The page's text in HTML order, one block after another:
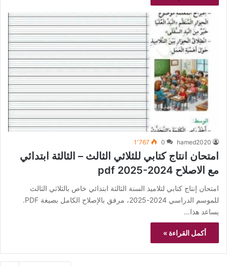
hamed2020
0 1٬767
امتحان انتاج كتابي للثلاثي الثالث – الثالثة ابتدائي
مع الاصلاح pdf 2025-2024
امتحان إنتاج كتابي لتلاميذ السنة الثالثة ابتدائي خاص بالثلاثي الثالث
للموسم الدراسي 2024-2025، مرفق بالإصلاح الكامل بصيغة PDF.
يساعد هذا…
أكمل القراءة »